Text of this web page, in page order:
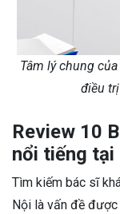
Tâm lý chung
điều
Review 10
nổi tiếng tại
Tìm kiếm bác sĩ
Nội là vấn đề được